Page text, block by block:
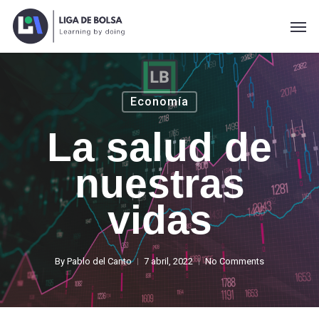
Skip
main
Economía
La salud de
nuestras
vidas
By Pablo del Canto 7 abril, 2022 No Comments